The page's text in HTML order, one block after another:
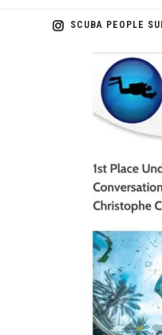
SCUBA PEOPLE
scuba_people_magazine